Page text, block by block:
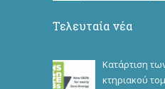
Τελευταία νέα
Κατάρτιση
κτηριακού